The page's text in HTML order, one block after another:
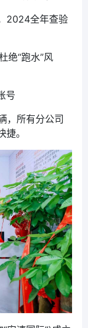
2024全年查验
绝“跑水”风
号
，所有分公司
。